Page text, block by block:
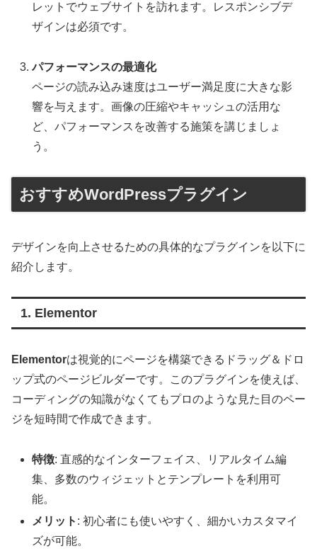
レットでウェブサイトを訪れます。レスポンシブデ
ザインは必須です。
パフォーマンスの最適化
ページの読み込み速度はユーザー満足度に大きな影
響を与えます。画像の圧縮やキャッシュの活用な
ど、パフォーマンスを改善する施策を講じましょ
う。
おすすめWordPressプラグイン
デザインを向上させるための具体的なプラグインを以下に
紹介します。
1. Elementor
Elementorは視覚的にページを構築できるドラッグ＆ドロ
ップ式のページビルダーです。このプラグインを使えば、
コーディングの知識がなくてもプロのような見た目のペー
ジを短時間で作成できます。
特徴: 直感的なインターフェイス、リアルタイム編
集、多数のウィジェットとテンプレートを利用可
能。
メリット : 初心者にも使いやすく、細かいカスタマイ
ズが可能。